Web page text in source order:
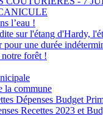
l’eau !
sur l'étang d'Hardy,
une durée
notre forêt !
la commune
Dépenses Budget
Recettes 2023 et